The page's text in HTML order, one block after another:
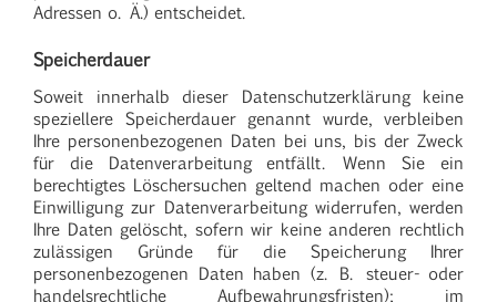
Adressen o. Ä.) entscheidet.
Speicherdauer
Soweit innerhalb dieser Datenschutzerklärung keine
speziellere Speicherdauer genannt wurde, verbleiben
Ihre personenbezogenen Daten bei uns, bis der Zweck
für die Datenverarbeitung entfällt. Wenn Sie ein
berechtigtes Löschersuchen geltend machen oder eine
Einwilligung zur Datenverarbeitung widerrufen, werden
Ihre Daten gelöscht, sofern wir keine anderen rechtlich
zulässigen Gründe für die Speicherung Ihrer
personenbezogenen Daten haben (z. B. steuer- oder
handelsrechtliche Aufbewahrungsfristen); im